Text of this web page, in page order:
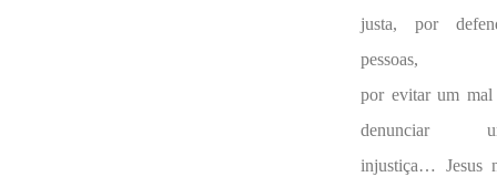
justa, por
pessoas,
por evitar um mal
denunciar
injustiça… Jesus